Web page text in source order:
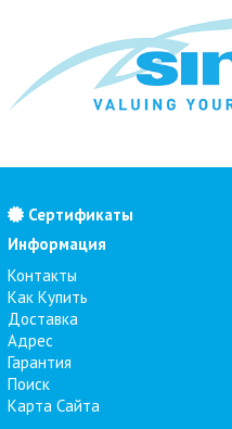
Сертификаты
Информация
Контакты
Как Купить
Доставка
Адрес
Гарантия
Поиск
Карта Сайта